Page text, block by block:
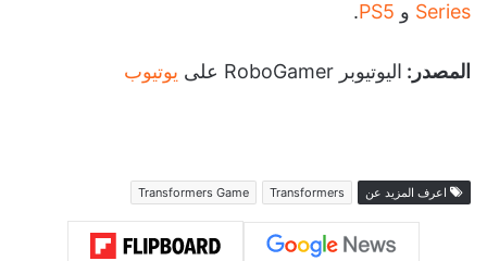
Series و PS5
.
المصدر: اليوتيوبر RoboGamer على يوتيوب
اعرف المزيد عن Transformers
Transformers Game